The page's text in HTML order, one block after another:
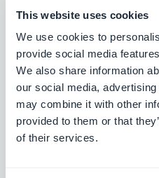
This website uses cookies
We use cookies to
provide social media
We also share information
our social media,
may combine it with other
provided to them or that
of their services.
Automatiza la
ahorra tiempo
Gratis
EmailOctopus